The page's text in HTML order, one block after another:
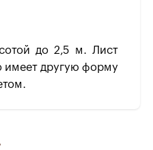
до 2,5 м. Лист
имеет другую форму